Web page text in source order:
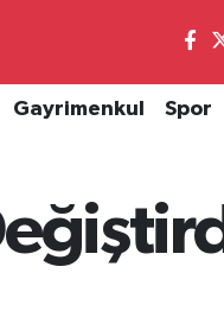
Gayrimenkul Spor